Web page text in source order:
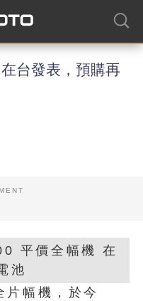
台發表，預購再
幅機，於今